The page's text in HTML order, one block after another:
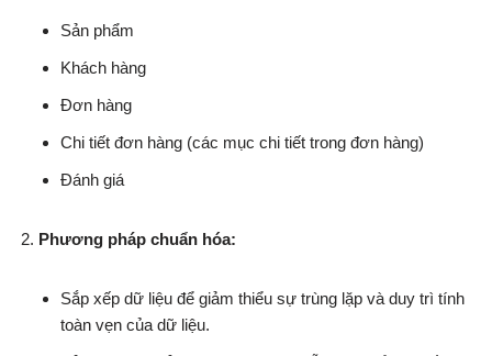
Sản phẩm
Khách hàng
Đơn hàng
Chi tiết đơn hàng (các mục chi tiết trong đơn hàng)
Đánh giá
Phương pháp chuẩn hóa:
Sắp xếp dữ liệu để giảm thiểu sự trùng lặp và duy trì tính
toàn vẹn của dữ liệu.